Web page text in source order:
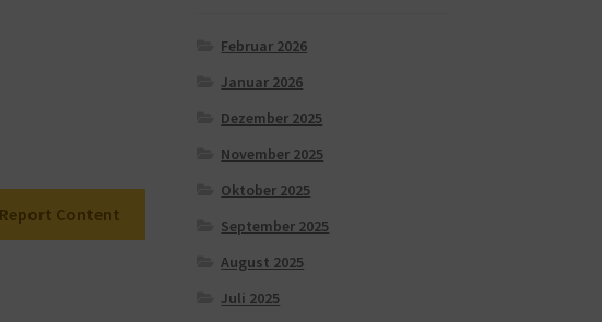
Report Content
Februar 2026
Januar 2026
Dezember 2025
November 2025
Oktober 2025
September 2025
August 2025
Juli 2025